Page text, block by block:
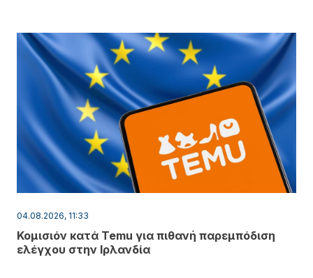
04.08.2026, 11:33
Κομισιόν κατά Temu για πιθανή παρεμπόδιση
ελέγχου στην Ιρλανδία